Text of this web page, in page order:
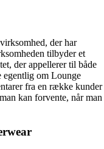
der har
tilbyder et
der appellerer til både
egentlig om Lounge
fra en række kunder
kan forvente, når man